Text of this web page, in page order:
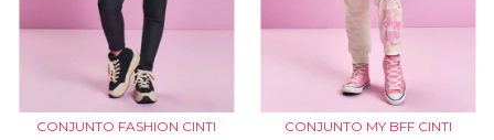
CONJUNTO FASHION CINTI
CONJUNTO MY BFF CINTI